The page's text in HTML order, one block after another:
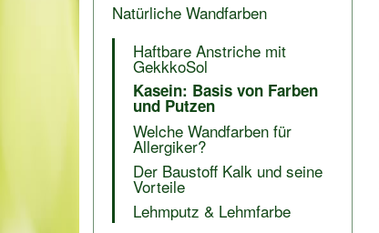
Natürliche Wandfarben
Haftbare Anstriche mit
GekkkoSol
Kasein: Basis von Farben
und Putzen
Welche Wandfarben für
Allergiker?
Der Baustoff Kalk und seine
Vorteile
Lehmputz & Lehmfarbe